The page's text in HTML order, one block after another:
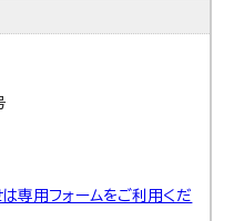
専用フォームをご利用くだ